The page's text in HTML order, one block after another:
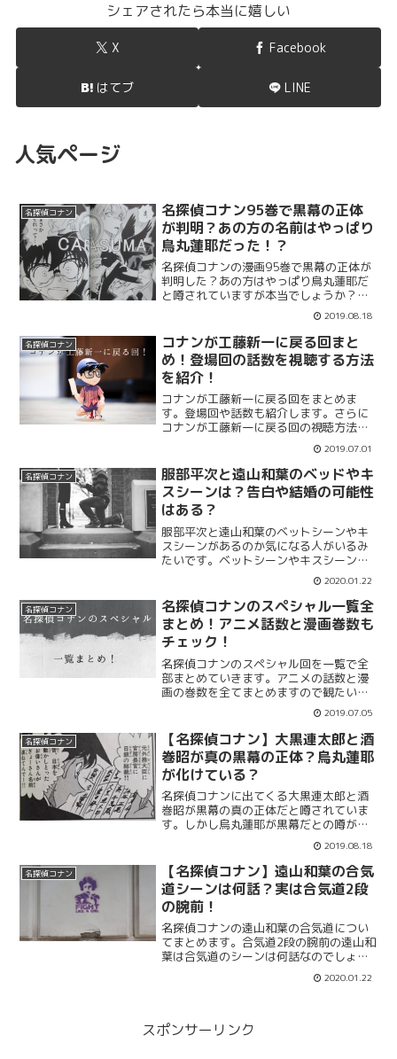
シェアされたら本当に嬉しい
X Facebook
はてブ LINE
人気ページ
名探偵コナン
名探偵コナン95巻で黒幕の正体
が判明？あの方の名前はやっぱり
鳥丸蓮耶だった！？
名探偵コナンの漫画95巻で黒幕の正体が
判明した？あの方はやっぱり鳥丸蓮耶だ
と噂されていますが本当でしょうか？黒
の組織の黒幕が判明したとして名探偵コ
ナンの漫画95巻が話題ですが、謎が多い
あの方の正体についてまとめます。さら
に95巻のネタバレもまとめています。
2019.08.18
名探偵コナン
コナンが工藤新一に戻る回まと
め！登場回の話数を視聴する方法
を紹介！
コナンが工藤新一に戻る回をまとめま
す。登場回や話数も紹介します。さらに
コナンが工藤新一に戻る回の視聴方法も
まとめていきます。新一の登場回は人気
がありその話だけ観たいという人が多い
ので視聴方法が気になる人が多いみたい
です。今すぐスマホで観る方法をまとめ
ます。
2019.07.01
名探偵コナン
服部平次と遠山和葉のベッドやキ
スシーンは？告白や結婚の可能性
はある？
服部平次と遠山和葉のベットシーンやキ
スシーンがあるのか気になる人がいるみ
たいです。ベットシーンやキスシーンだ
けではなく服部平次と遠山和葉の告白や
結婚の可能性もまとめていきます。告白
シーンがあるのか？今後二人は結婚の可
能性があるのか？について紹介していき
ます。
2020.01.22
名探偵コナン
名探偵コナンのスペシャル一覧全
まとめ！アニメ話数と漫画巻数も
チェック！
名探偵コナンのスペシャル回を一覧で全
部まとめていきます。アニメの話数と漫
画の巻数を全てまとめますので観たい作
品を探すことができます。名探偵コナン
は定期的にスペシャルを放送しますね。
一覧でアニメと漫画の話数と巻数を全部
紹介します。全部で30個近くあります
ね。
2019.07.05
名探偵コナン
【名探偵コナン】大黒連太郎と酒
巻昭が真の黒幕の正体？烏丸蓮耶
が化けている？
名探偵コナンに出てくる大黒連太郎と酒
巻昭が黒幕の真の正体だと噂されていま
す。しかし烏丸蓮耶が黒幕だとの噂が濃
厚ですが大黒連太郎と酒巻昭なのでしょ
うか？烏丸蓮耶が化けた姿なんて噂もあ
るので名探偵コナンは噂や伏線がたくさ
んありますね。光彦や阿笠博士も噂され
てます。
2019.08.18
名探偵コナン
【名探偵コナン】遠山和葉の合気
道シーンは何話？実は合気道2段
の腕前！
名探偵コナンの遠山和葉の合気道につい
てまとめます。合気道2段の腕前の遠山和
葉は合気道のシーンは何話なのでしょう
か。蘭姉ちゃんの格闘シーンは頻繁に出
てくるのですが遠山和葉の格闘シーンは
2020.01.22
スポンサーリンク